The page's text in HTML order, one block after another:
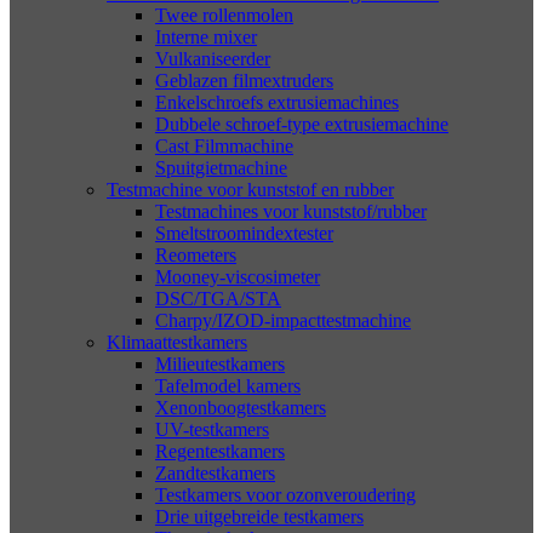
Twee rollenmolen
Interne mixer
Vulkaniseerder
Geblazen filmextruders
Enkelschroefs extrusiemachines
Dubbele schroef-type extrusiemachine
Cast Filmmachine
Spuitgietmachine
Testmachine voor kunststof en rubber
Testmachines voor kunststof/rubber
Smeltstroomindextester
Reometers
Mooney-viscosimeter
DSC/TGA/STA
Charpy/IZOD-impacttestmachine
Klimaattestkamers
Milieutestkamers
Tafelmodel kamers
Xenonboogtestkamers
UV-testkamers
Regentestkamers
Zandtestkamers
Testkamers voor ozonveroudering
Drie uitgebreide testkamers